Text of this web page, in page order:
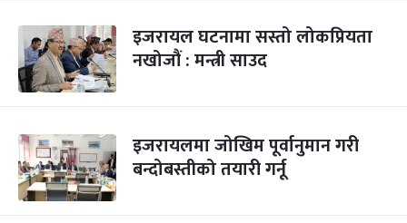
इजरायल घटनामा सस्तो लोकप्रियता
नखोजौं : मन्त्री साउद
इजरायलमा जोखिम पूर्वानुमान गरी
बन्दोबस्तीको तयारी गर्नू